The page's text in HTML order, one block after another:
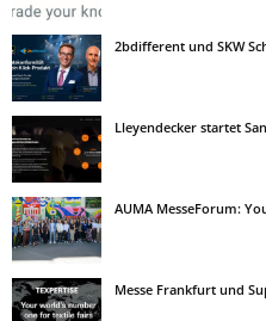
2bdifferent und SKW
Lleyendecker startet
AUMA MesseForum:
Messe Frankfurt und